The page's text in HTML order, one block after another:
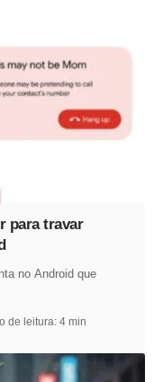
para travar
no Android que
de leitura: 4 min